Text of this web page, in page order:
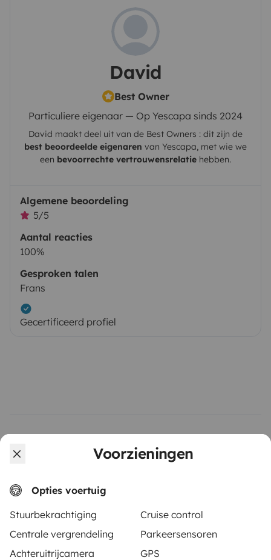
Voorzieningen
Opties voertuig
Stuurbekrachtiging
Cruise control
Centrale vergrendeling
Parkeersensoren
Achteruitrijcamera
GPS
David
Best Owner
Particuliere eigenaar — Op Yescapa sinds 2024
David maakt deel uit van de Best Owners : dit zijn de
best beoordeelde eigenaren van Yescapa, met wie we
een bevoorrechte vertrouwensrelatie hebben.
Algemene beoordeling
5/5
Aantal reacties
100%
Gesproken talen
Frans
Gecertificeerd profiel
Gelijkaardige voertuigen rond Gouville
We vinden geen gelijkaardige voertuigen als deze.